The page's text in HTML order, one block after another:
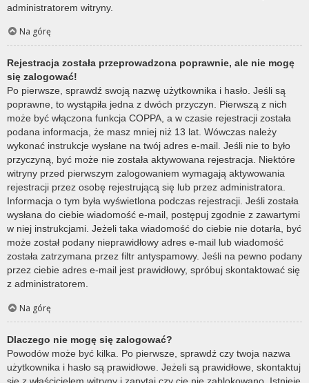
administratorem witryny.
Na górę
Rejestracja została przeprowadzona poprawnie, ale nie mogę
się zalogować!
Po pierwsze, sprawdź swoją nazwę użytkownika i hasło. Jeśli są
poprawne, to wystąpiła jedna z dwóch przyczyn. Pierwszą z nich
może być włączona funkcja COPPA, a w czasie rejestracji została
podana informacja, że masz mniej niż 13 lat. Wówczas należy
wykonać instrukcje wysłane na twój adres e-mail. Jeśli nie to było
przyczyną, być może nie została aktywowana rejestracja. Niektóre
witryny przed pierwszym zalogowaniem wymagają aktywowania
rejestracji przez osobę rejestrującą się lub przez administratora.
Informacja o tym była wyświetlona podczas rejestracji. Jeśli została
wysłana do ciebie wiadomość e-mail, postępuj zgodnie z zawartymi
w niej instrukcjami. Jeżeli taka wiadomość do ciebie nie dotarła, być
może został podany nieprawidłowy adres e-mail lub wiadomość
została zatrzymana przez filtr antyspamowy. Jeśli na pewno podany
przez ciebie adres e-mail jest prawidłowy, spróbuj skontaktować się
z administratorem.
Na górę
Dlaczego nie mogę się zalogować?
Powodów może być kilka. Po pierwsze, sprawdź czy twoja nazwa
użytkownika i hasło są prawidłowe. Jeżeli są prawidłowe, skontaktuj